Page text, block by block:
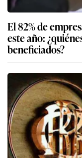
El 82% de
este año:
beneficiados?